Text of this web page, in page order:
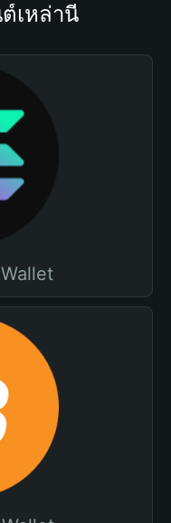
เหล่านี้